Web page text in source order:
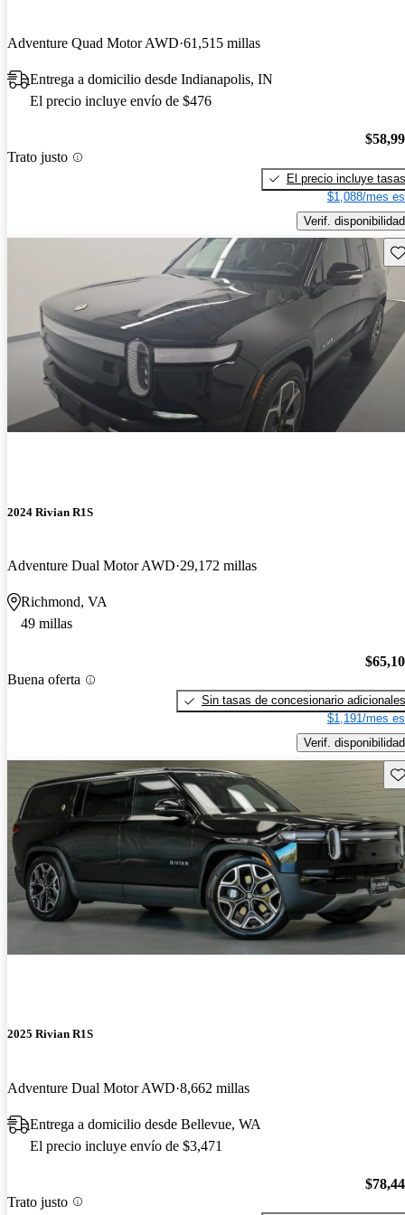
Adventure Quad Motor AWD 61,515 millas
Entrega a domicilio desde Indianapolis, IN
El precio incluye envío de $476
Trato justo
El precio incluye tasas
$1,088/mes
Verif. disponibilidad
2024 Rivian R1S
Adventure Dual Motor AWD 29,172 millas
Richmond, VA
49 millas
Buena oferta
Sin tasas de concesionario adicionales
$1,191/mes
Verif. disponibilidad
2025 Rivian R1S
Adventure Dual Motor AWD 8,662 millas
Entrega a domicilio desde Bellevue, WA
El precio incluye envío de $3,471
Trato justo